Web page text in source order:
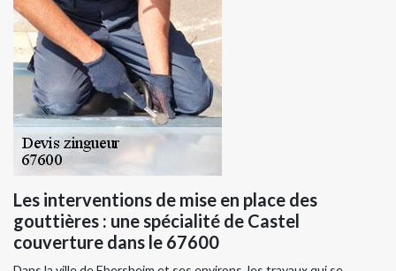
Les interventions de mise en place des
gouttières : une spécialité de Castel
couverture dans le 67600